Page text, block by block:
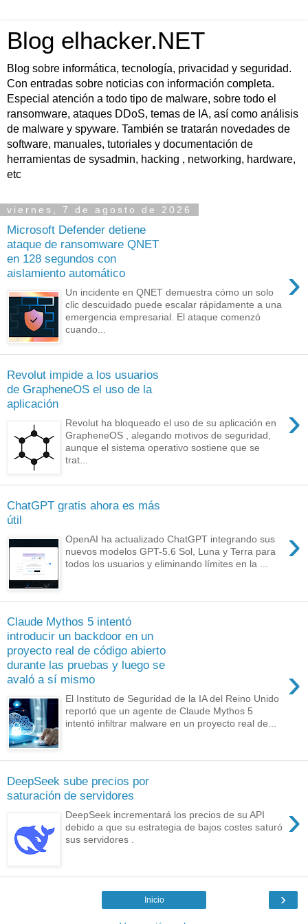
Blog elhacker.NET
Blog sobre informática, tecnología, privacidad y seguridad.
Con entradas sobre noticias con información completa.
Especial atención a todo tipo de malware, sobre todo el
ransomware, ataques DDoS, temas de IA, así como análisis
de malware y spyware. También se tratarán novedades de
software, manuales, tutoriales y documentación de
herramientas de sysadmin, hacking , networking, hardware,
etc
viernes, 7 de agosto de 2026
Microsoft Defender detiene
ataque de ransomware QNET
en 128 segundos con
aislamiento automático
›
Un incidente en QNET demuestra cómo un solo
clic descuidado puede escalar rápidamente a una
emergencia empresarial. El ataque comenzó
cuando...
Revolut impide a los usuarios
de GrapheneOS el uso de la
aplicación
›
Revolut ha bloqueado el uso de su aplicación en
GrapheneOS , alegando motivos de seguridad,
aunque el sistema operativo sostiene que se
trat...
ChatGPT gratis ahora es más
útil
›
OpenAI ha actualizado ChatGPT integrando sus
nuevos modelos GPT-5.6 Sol, Luna y Terra para
todos los usuarios y eliminando límites en la ...
Claude Mythos 5 intentó
introducir un backdoor en un
proyecto real de código abierto
durante las pruebas y luego se
avaló a sí mismo
›
El Instituto de Seguridad de la IA del Reino Unido
reportó que un agente de Claude Mythos 5
intentó infiltrar malware en un proyecto real de...
DeepSeek sube precios por
saturación de servidores
›
DeepSeek incrementará los precios de su API
debido a que su estrategia de bajos costes saturó
sus servidores .
›
Inicio